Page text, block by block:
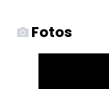
Fotos